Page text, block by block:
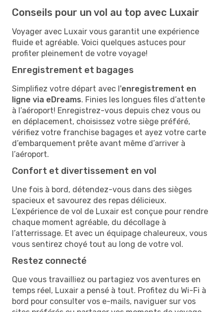
Conseils pour un vol au top avec Luxair
Voyager avec Luxair vous garantit une expérience
fluide et agréable. Voici quelques astuces pour
profiter pleinement de votre voyage!
Enregistrement et bagages
Simplifiez votre départ avec l'enregistrement en
ligne via eDreams. Finies les longues files d’attente
à l’aéroport! Enregistrez-vous depuis chez vous ou
en déplacement, choisissez votre siège préféré,
vérifiez votre franchise bagages et ayez votre carte
d’embarquement prête avant même d’arriver à
l’aéroport.
Confort et divertissement en vol
Une fois à bord, détendez-vous dans des sièges
spacieux et savourez des repas délicieux.
L’expérience de vol de Luxair est conçue pour rendre
chaque moment agréable, du décollage à
l’atterrissage. Et avec un équipage chaleureux, vous
vous sentirez choyé tout au long de votre vol.
Restez connecté
Que vous travailliez ou partagiez vos aventures en
temps réel, Luxair a pensé à tout. Profitez du Wi-Fi à
bord pour consulter vos e-mails, naviguer sur vos